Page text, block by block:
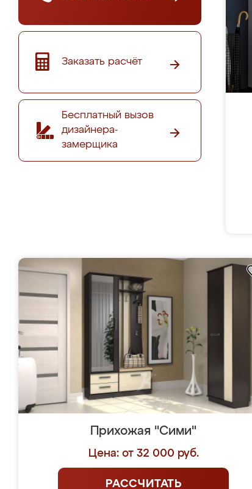
Заказать расчёт
Бесплатный вызов
дизайнера-
замерщика
Прихожая "Сими"
Цена: от 32 000 руб.
РАССЧИТАТЬ